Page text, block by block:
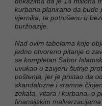
kurbana planirano da bude
vjernika, te potrošeno u
buržoazije.
Nad ovim tabelama koje
jedno otvoreno pitanje o
se kompletan Sabor
uvukao u zavjeru šutnje
poštenja, jer je pristao da
skandalozne i sramne
zekata, vitara i kurbana, o
finansijskim